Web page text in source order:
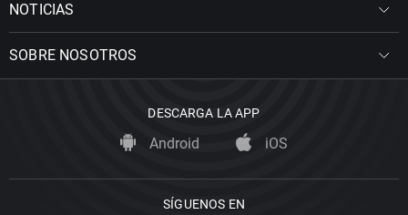
NOTICIAS
SOBRE NOSOTROS
DESCARGA LA APP
Android iOS
SÍGUENOS EN